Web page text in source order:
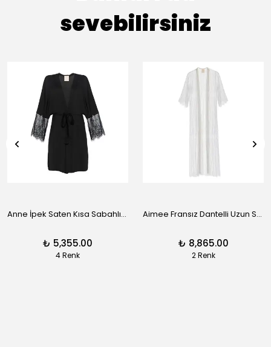
sevebilirsiniz
Anne İpek Saten Kısa Sabahlık - Siyah
₺ 5,355.00
4 Renk
Aimee Fransız Dantelli Uzun Sabahlık - Siyah
₺ 8,865.00
2 Renk